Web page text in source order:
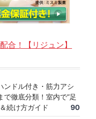
合！【リジュン】
ンドル付き・筋力アシ
で徹底分類！室内で“足
続け方ガイド
90